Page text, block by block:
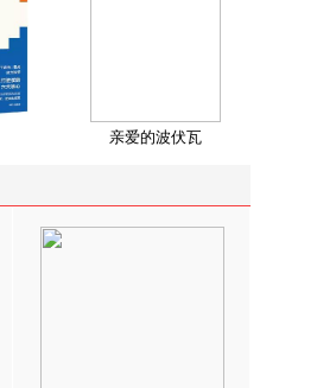
亲爱的波伏瓦